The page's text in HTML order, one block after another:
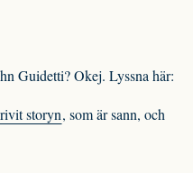
Guidetti? Okej. Lyssna här:
storyn, som är sann, och